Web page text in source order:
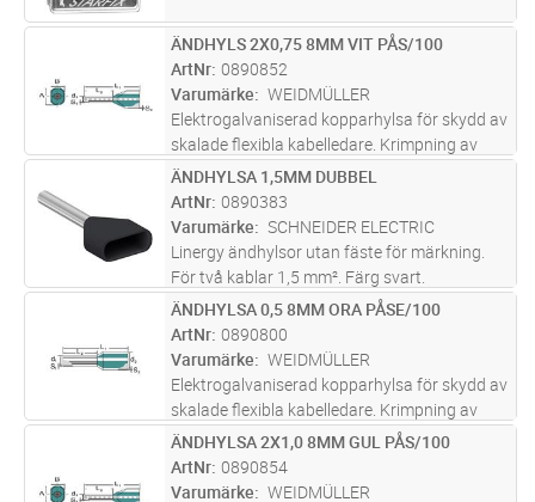
ST Lägg i kundvagn
ÄNDHYLS 2X0,75 8MM VIT PÅS/100
ArtNr 0890852
Varumärke
WEIDMÜLLER
Elektrogalvaniserad kopparhylsa för skydd av
skalade flexibla kabelledare. Krimpning av
kabelns ändhylsor skyddar kablarna och ger
permanent stabila elektriska anslutningar.
FP Lägg i kundvagn
ÄNDHYLSA 1,5MM DUBBEL
ArtNr 0890383
Varumärke
SCHNEIDER ELECTRIC
Linergy ändhylsor utan fäste för märkning.
För två kablar 1,5 mm². Färg svart.
Förpackning 5 set om 100 stycken.
Omgivningsluftens temperatur vid drift är
mellan -20 °C och 105 °C. Den uppfyller
mer
ST Lägg i kundvagn
ÄNDHYLSA 0,5 8MM ORA PÅSE/100
ArtNr 0890800
Varumärke
WEIDMÜLLER
Elektrogalvaniserad kopparhylsa för skydd av
skalade flexibla kabelledare. Krimpning av
kabelns ändhylsor skyddar kablarna och ger
permanent stabila elektriska anslutningar.
ST Lägg i kundvagn
ÄNDHYLSA 2X1,0 8MM GUL PÅS/100
ArtNr 0890854
Varumärke
WEIDMÜLLER